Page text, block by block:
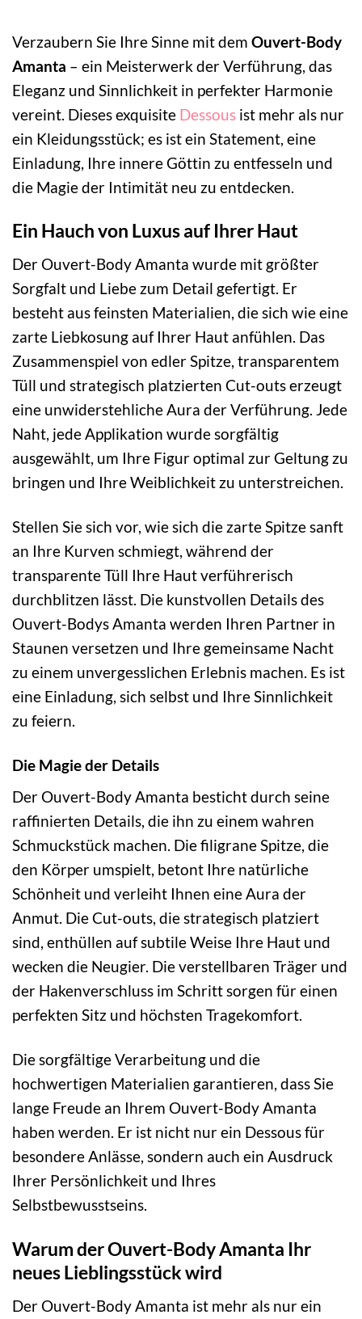
Verzaubern Sie Ihre Sinne mit dem Ouvert-Body
Amanta – ein Meisterwerk der Verführung, das
Eleganz und Sinnlichkeit in perfekter Harmonie
vereint. Dieses exquisite Dessous ist mehr als nur
ein Kleidungsstück; es ist ein Statement, eine
Einladung, Ihre innere Göttin zu entfesseln und
die Magie der Intimität neu zu entdecken.
Ein Hauch von Luxus auf Ihrer Haut
Der Ouvert-Body Amanta wurde mit größter
Sorgfalt und Liebe zum Detail gefertigt. Er
besteht aus feinsten Materialien, die sich wie eine
zarte Liebkosung auf Ihrer Haut anfühlen. Das
Zusammenspiel von edler Spitze, transparentem
Tüll und strategisch platzierten Cut-outs erzeugt
eine unwiderstehliche Aura der Verführung. Jede
Naht, jede Applikation wurde sorgfältig
ausgewählt, um Ihre Figur optimal zur Geltung zu
bringen und Ihre Weiblichkeit zu unterstreichen.
Stellen Sie sich vor, wie sich die zarte Spitze sanft
an Ihre Kurven schmiegt, während der
transparente Tüll Ihre Haut verführerisch
durchblitzen lässt. Die kunstvollen Details des
Ouvert-Bodys Amanta werden Ihren Partner in
Staunen versetzen und Ihre gemeinsame Nacht
zu einem unvergesslichen Erlebnis machen. Es ist
eine Einladung, sich selbst und Ihre Sinnlichkeit
zu feiern.
Die Magie der Details
Der Ouvert-Body Amanta besticht durch seine
raffinierten Details, die ihn zu einem wahren
Schmuckstück machen. Die filigrane Spitze, die
den Körper umspielt, betont Ihre natürliche
Schönheit und verleiht Ihnen eine Aura der
Anmut. Die Cut-outs, die strategisch platziert
sind, enthüllen auf subtile Weise Ihre Haut und
wecken die Neugier. Die verstellbaren Träger und
der Hakenverschluss im Schritt sorgen für einen
perfekten Sitz und höchsten Tragekomfort.
Die sorgfältige Verarbeitung und die
hochwertigen Materialien garantieren, dass Sie
lange Freude an Ihrem Ouvert-Body Amanta
haben werden. Er ist nicht nur ein Dessous für
besondere Anlässe, sondern auch ein Ausdruck
Ihrer Persönlichkeit und Ihres
Selbstbewusstseins.
Warum der Ouvert-Body Amanta Ihr
neues Lieblingsstück wird
Der Ouvert-Body Amanta ist mehr als nur ein